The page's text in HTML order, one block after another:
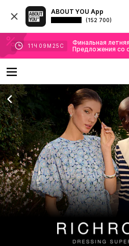
ABOUT YOU App
(152 700)
11 Ч 09 М 23 С
Финальная
Предложения со